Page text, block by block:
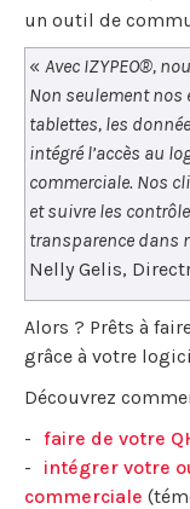
un outil de
« Avec IZYPEO®,
Non seulement
tablettes, les
intégré l’accès au
commerciale. Nos
et suivre les
transparence dans
Nelly Gelis,
Alors ? Prêts à
grâce à votre
Découvrez
faire de votre
intégrer votre
commerciale